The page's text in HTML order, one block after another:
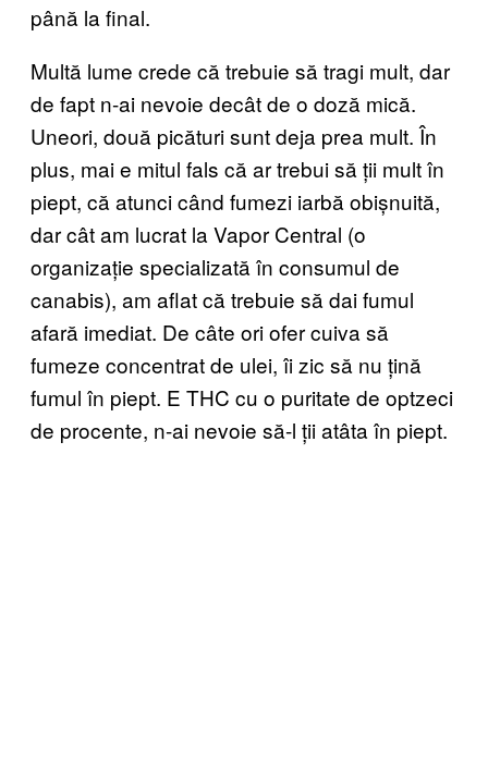
până la final.
Multă lume crede că trebuie să tragi mult, dar
de fapt n-ai nevoie decât de o doză mică.
Uneori, două picături sunt deja prea mult. În
plus, mai e mitul fals că ar trebui să ții mult în
piept, că atunci când fumezi iarbă obișnuită,
dar cât am lucrat la Vapor Central (o
organizație specializată în consumul de
canabis), am aflat că trebuie să dai fumul
afară imediat. De câte ori ofer cuiva să
fumeze concentrat de ulei, îi zic să nu țină
fumul în piept. E THC cu o puritate de optzeci
de procente, n-ai nevoie să-l ții atâta în piept.